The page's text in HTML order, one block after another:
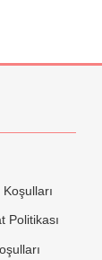
Politikası